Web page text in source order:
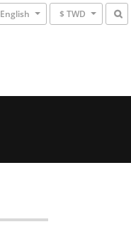
English $ TWD